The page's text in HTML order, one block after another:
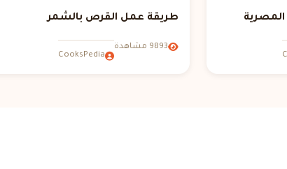
طريقة عمل القرص بالشمر
9893 مشاهدة
CooksPedia